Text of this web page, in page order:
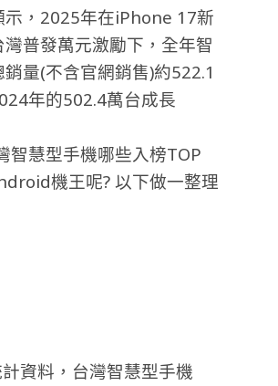
示，2025年在iPhone 17新
普發萬元激勵下，全年智
量(不含官網銷售)約522.1
年的502.4萬台成長
智慧型手機哪些入榜TOP
機王呢? 以下做一整理
資料，台灣智慧型手機